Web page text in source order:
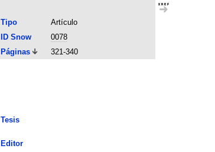
Tipo
Artículo
ID Snow
0078
Páginas
321-340
Tesis
Editor